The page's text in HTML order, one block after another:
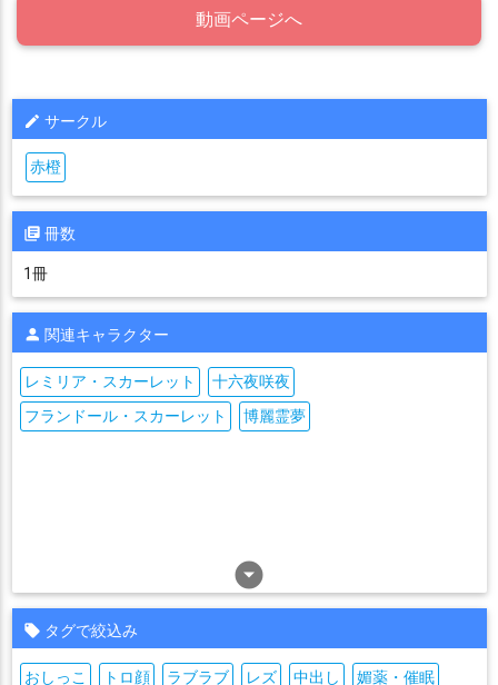
動画ページへ
サークル
赤橙
冊数
1冊
関連キャラクター
arrow_drop_down_circle
レミリア・スカーレット
十六夜咲夜
フランドール・スカーレット
博麗霊夢
タグで絞込み
おしっこ トロ顔 ラブラブ レズ 中出し
媚薬・催眠